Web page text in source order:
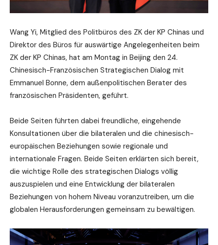
Wang Yi, Mitglied des Politbüros des ZK der KP Chinas und
Direktor des Büros für auswärtige Angelegenheiten beim
ZK der KP Chinas, hat am Montag in Beijing den 24.
Chinesisch-Französischen Strategischen Dialog mit
Emmanuel Bonne, dem außenpolitischen Berater des
französischen Präsidenten, geführt.
Beide Seiten führten dabei freundliche, eingehende
Konsultationen über die bilateralen und die chinesisch-
europäischen Beziehungen sowie regionale und
internationale Fragen. Beide Seiten erklärten sich bereit,
die wichtige Rolle des strategischen Dialogs völlig
auszuspielen und eine Entwicklung der bilateralen
Beziehungen von hohem Niveau voranzutreiben, um die
globalen Herausforderungen gemeinsam zu bewältigen.